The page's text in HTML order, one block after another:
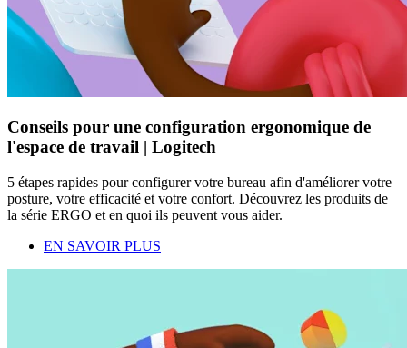
Conseils pour une configuration ergonomique de
l'espace de travail | Logitech
5 étapes rapides pour configurer votre bureau afin d'améliorer votre
posture, votre efficacité et votre confort. Découvrez les produits de
la série ERGO et en quoi ils peuvent vous aider.
EN SAVOIR PLUS